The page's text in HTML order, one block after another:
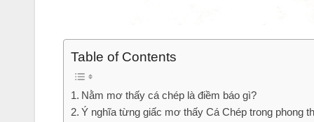
Table of Contents
Nằm mơ thấy cá chép là điềm báo gì?
Ý nghĩa từng giấc mơ thấy Cá Chép trong phong